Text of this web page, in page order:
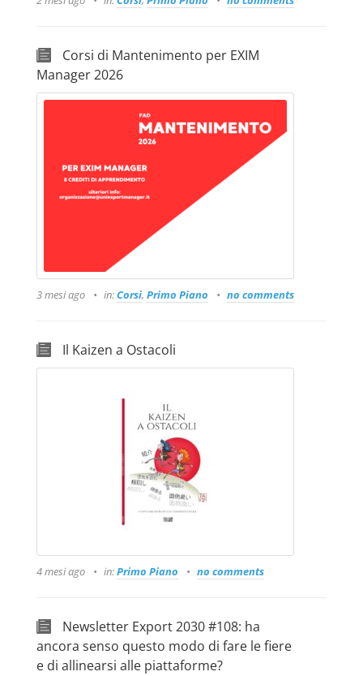
Corsi di Mantenimento per EXIM
Manager 2026
3 mesi ago in:Corsi, Primo Piano no comments
Il Kaizen a Ostacoli
4 mesi ago in:Primo Piano no comments
Newsletter Export 2030 #108: ha
ancora senso questo modo di fare le fiere
e di allinearsi alle piattaforme?